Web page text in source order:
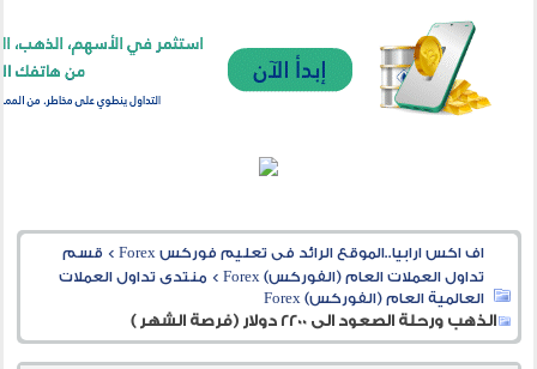
اف اكس ارابيا..الموقع الرائد فى تعليم فوركس Forex > قسم
تداول العملات العام (الفوركس) Forex
> منتدى تداول العملات
العالمية العام (الفوركس) Forex
الذهب ورحلة الصعود الى 2200 دولار (فرصة الشهر )